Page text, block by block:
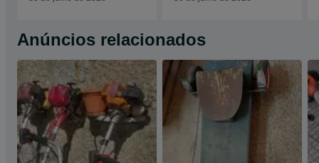
Anúncios relacionados